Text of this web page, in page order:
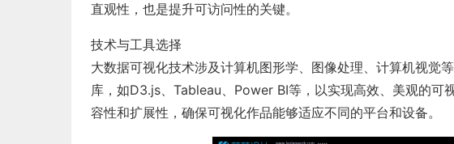
直观性，也是提升可访问性的关键。
技术与工具选择
大数据可视化技术涉及计算机图形学、图像处理、计算机视觉
库，如D3.js、Tableau、Power BI等，以实现高效、美观的可
容性和扩展性，确保可视化作品能够适应不同的平台和设备。